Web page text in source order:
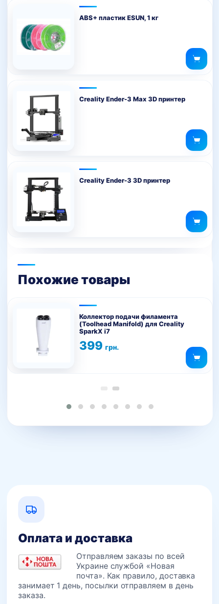
ABS+ пластик ESUN, 1 кг
Creality Ender-3 Max 3D принтер
Creality Ender-3 3D принтер
Похожие товары
Коллектор подачи филамента
(Toolhead Manifold) для Creality
SparkX i7
399 грн.
Оплата и доставка
Отправляем заказы по всей
Украине службой «Новая
почта». Как правило, доставка
занимает 1 день, посылки отправляем в день
заказа.